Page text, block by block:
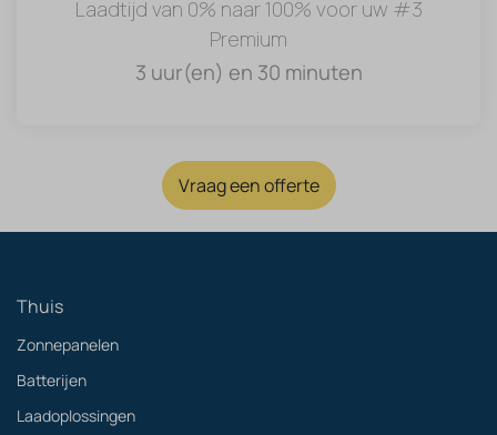
Laadtijd van 0% naar 100% voor uw #3
Premium
3 uur(en) en 30 minuten
Vraag een offerte
Thuis
Zonnepanelen
Batterijen
Laadoplossingen